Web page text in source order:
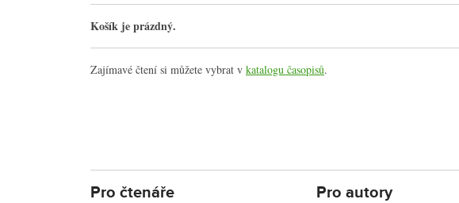
Košík je prázdný.
Zajímavé čtení si můžete vybrat v katalogu časopisů.
Pro čtenáře Pro autory